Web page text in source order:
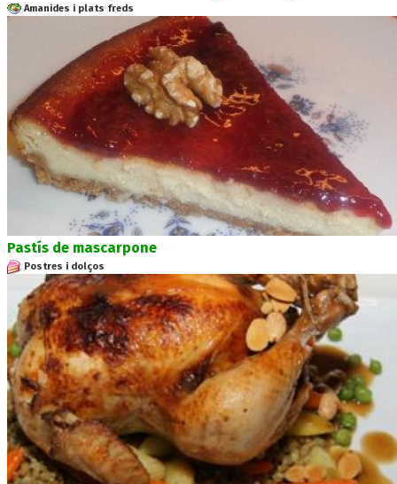
Amanides i plats freds
Pastís de mascarpone
Postres i dolços